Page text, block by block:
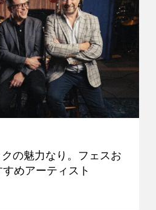
の魅力なり。フェスお
めアーティスト